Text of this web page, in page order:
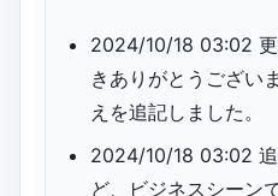
2024/10/18 03:02
きありがとうござい
えを追記しました。
2024/10/18 03:02
ど、ビジネスシーン